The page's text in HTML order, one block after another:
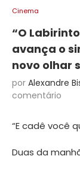
Cinema
“O
avança o
novo olhar
por Alexandre
comentário
“E cadê você
Duas da